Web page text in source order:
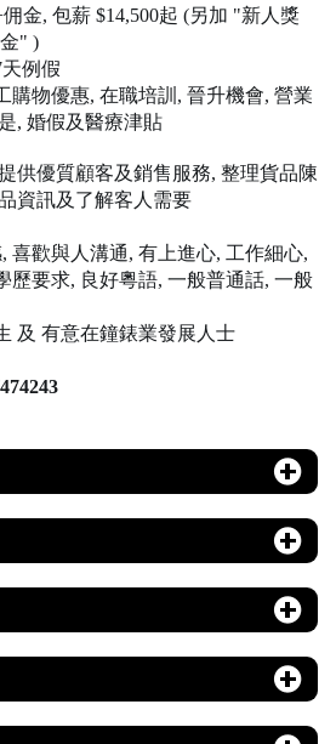
, 包薪 $14,500起 (另加 "新人獎
" )
例假
物優惠, 在職培訓, 晉升機會, 營業
, 婚假及醫療津貼
供優質顧客及銷售服務, 整理貨品陳
資訊及了解客人需要
喜歡與人溝通, 有上進心, 工作細心,
歷要求, 良好粵語, 一般普通話, 一般
及 有意在鐘錶業發展人士